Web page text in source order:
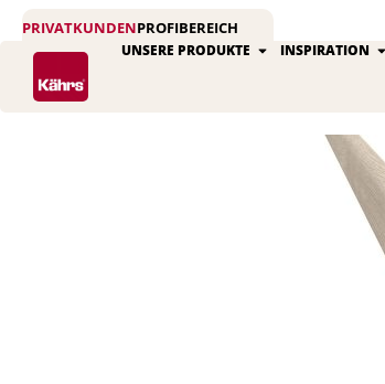
PRIVATKUNDENPROFIBEREICH
UNSERE PRODUKTE Öffne Unsere
INSPIRATION